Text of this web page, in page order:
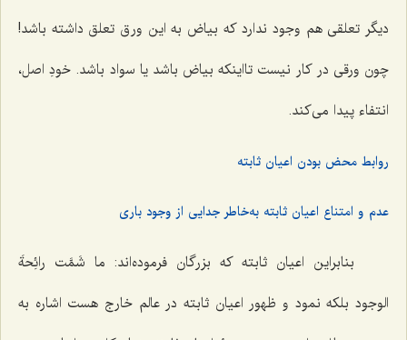
دیگر تعلقی هم وجود ندارد که بیاض به این ورق تعلق داشته باشد!
چون ورقی در کار نیست تااینکه بیاض باشد یا سواد باشد. خودِ اصل،
انتفاء پیدا می‌کند.
روابط محض بودن اعیان ثابته
عدم و امتناع اعیان ثابته به‌خاطر جدایی از وجود باری
بنابراین اعیان ثابته که بزرگان فرموده‌اند: ما شَمَّت رائِحةَ
الوجود بلکه نمود و ظهور اعیان ثابته در عالم خارج هست اشاره به